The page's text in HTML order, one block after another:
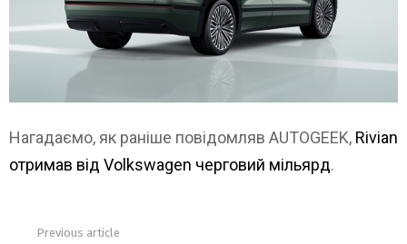
Нагадаємо, як раніше повідомляв AUTOGEEK, Rivian
отримав від Volkswagen черговий мільярд.
Previous article